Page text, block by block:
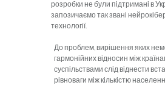
розробки не були підтримані в
запозичаємо так звані
технології.
До проблем, вирішення яких
гармонійних відносин між
суспільствами слід віднести
рівноваги між кількістю